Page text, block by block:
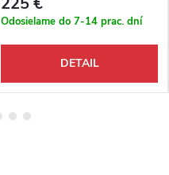
Odosielame do 7-14 prac. dní
DETAIL